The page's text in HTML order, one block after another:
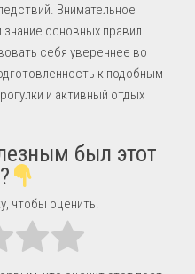
Внимательное
основных правил
себя увереннее во
к подобным
и активный отдых
был этот
чтобы оценить!